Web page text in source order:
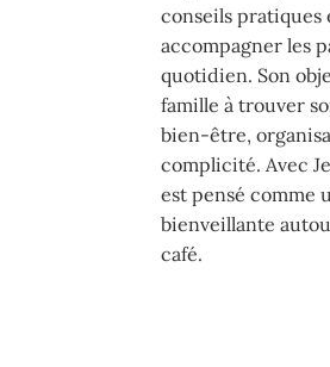
conseils
accompagner les
quotidien. Son
famille à trouver
bien-être,
complicité. Avec
est pensé comme
bienveillante
café.